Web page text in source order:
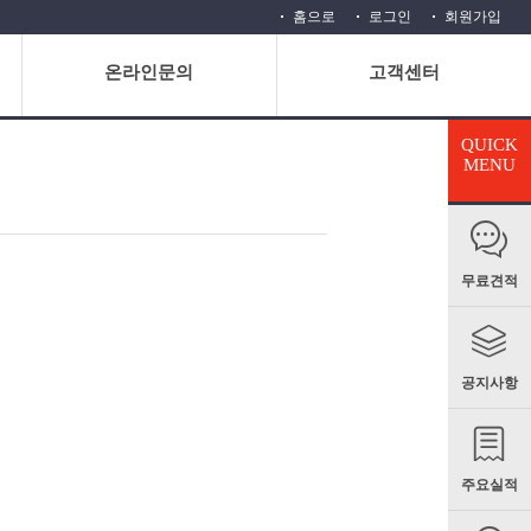
QUICK
MENU
무료견적
공지사항
주요실적
홈으로 로그인 회원가입
온라인문의 고객센터